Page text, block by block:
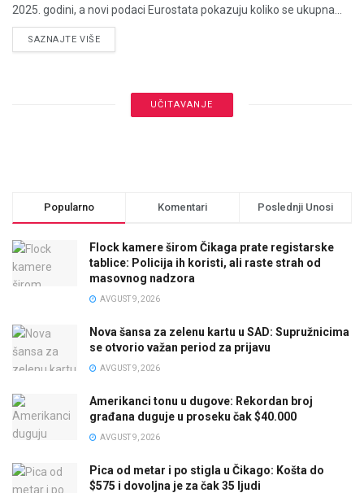
2025. godini, a novi podaci Eurostata pokazuju koliko se ukupna...
SAZNAJTE VIŠEDETAILS
UČITAVANJE
Popularno Komentari Poslednji Unosi
Flock kamere širom Čikaga prate registarske
tablice: Policija ih koristi, ali raste strah od
masovnog nadzora
AVGUST 9, 2026
Nova šansa za zelenu kartu u SAD: Supružnicima
se otvorio važan period za prijavu
AVGUST 9, 2026
Amerikanci tonu u dugove: Rekordan broj
građana duguje u proseku čak $40.000
AVGUST 9, 2026
Pica od metar i po stigla u Čikago: Košta do
$575 i dovoljna je za čak 35 ljudi